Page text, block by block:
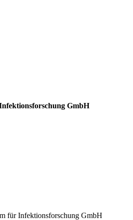
GmbH
für Infektionsforschung GmbH